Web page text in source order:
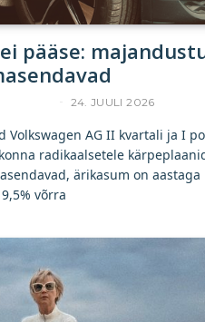
pääse:
24. JUULI 2026
Volkswagen AG II kvartali ja I
radikaalsetele
ärikasum on
9,5% võrra